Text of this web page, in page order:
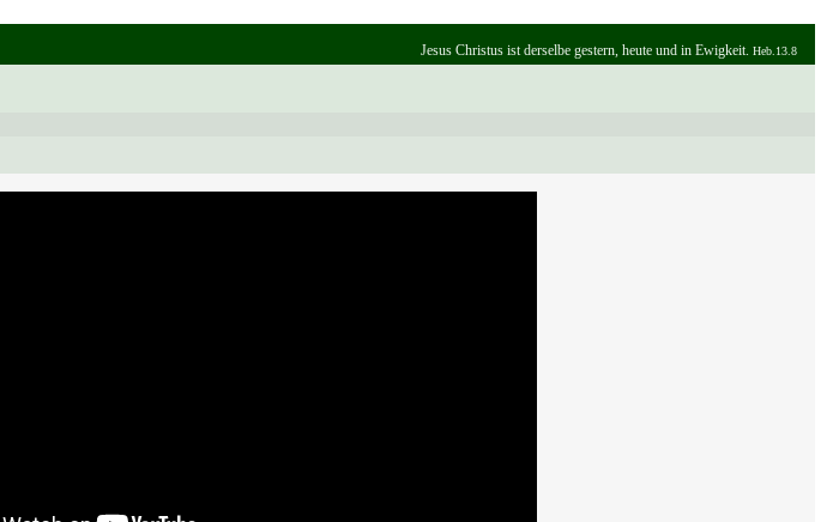
Jesus Christus ist derselbe gestern, heute und in Ewigkeit. Heb.13.8